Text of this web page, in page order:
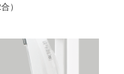
）